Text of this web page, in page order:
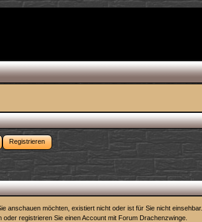
Registrieren
anschauen möchten, existiert nicht oder ist für Sie nicht einsehbar.
oder registrieren Sie einen Account mit Forum Drachenzwinge.